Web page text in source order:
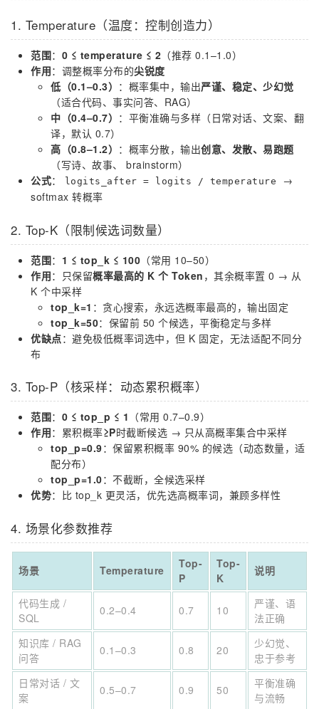
1. Temperature（温度：控制创造力）
范围： 0 ≤ temperature ≤ 2 （推荐 0.1–1.0）
作用：调整概率分布的尖锐度
低（0.1–0.3） ：概率集中，输出严谨、稳定、少幻觉
（适合代码、事实问答、RAG）
中（0.4–0.7） ：平衡准确与多样（日常对话、文案、翻
译，默认 0.7）
高（0.8–1.2） ：概率分散，输出创意、发散、易跑题
（写诗、故事、 brainstorm）
公式： logits_after = logits / temperature
→
softmax 转概率
2. Top-K（限制候选词数量）
范围： 1 ≤ top_k ≤ 100 （常用 10–50）
作用：只保留概率最高的 K 个 Token ，其余概率置 0 → 从
K 个中采样
top_k=1 ：贪心搜索，永远选概率最高的，输出固定
top_k=50：保留前 50 个候选，平衡稳定与多样
优缺点：避免极低概率词选中，但 K 固定，无法适配不同分
布
3. Top-P（核采样：动态累积概率）
范围： 0 ≤ top_p ≤ 1 （常用 0.7–0.9）
作用：累积概率≥P时截断候选 → 只从高概率集合中采样
top_p=0.9：保留累积概率 90% 的候选（动态数量，适
配分布）
top_p=1.0：不截断，全候选采样
优势：比 top_k 更灵活，优先选高概率词，兼顾多样性
4. 场景化参数推荐
场景 Temperature
Top-
P
Top-
K
说明
代码生成 /
SQL
0.2–0.4 0.7 10
严谨、语
法正确
知识库 / RAG
问答
0.1–0.3 0.8 20
少幻觉、
忠于参考
日常对话 / 文
案
0.5–0.7 0.9 50
平衡准确
与流畅